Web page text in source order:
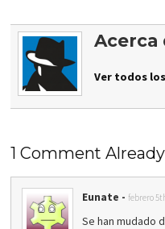
Acerca
Ver todos
1 Comment Already
Eunate - febrero
Se han mudado